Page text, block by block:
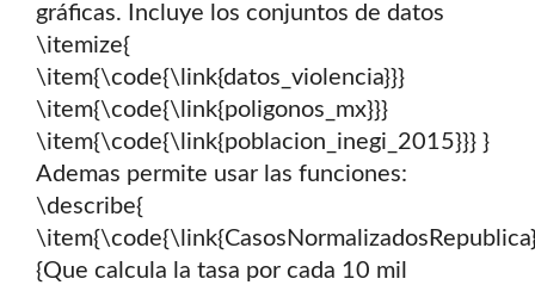
gráficas. Incluye los conjuntos de datos
\itemize{
\item{\code{\link{datos_violencia}}}
\item{\code{\link{poligonos_mx}}}
\item{\code{\link{poblacion_inegi_2015}}} }
Ademas permite usar las funciones:
\describe{
{Que calcula la tasa por cada 10 mil